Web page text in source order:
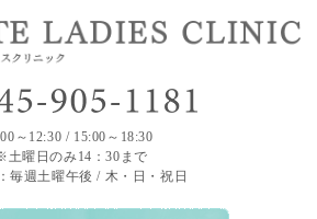
～12:30 / 15:00～18:30
土曜日のみ14：30まで
毎週土曜午後 / 木・日・祝日